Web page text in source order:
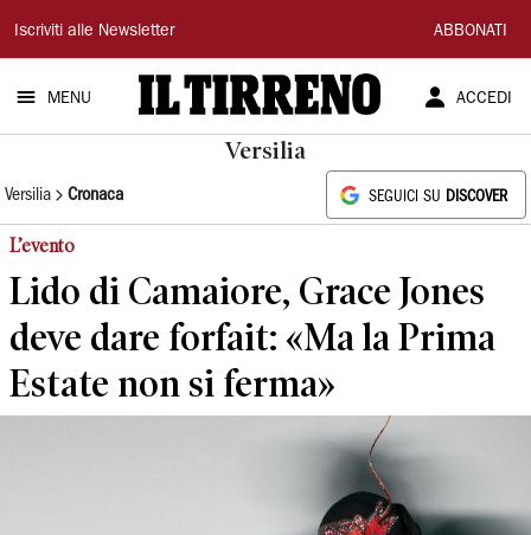
Il
Tirreno
Iscriviti alle Newsletter ABBONATI
MENU ACCEDI
Versilia
Versilia Cronaca SEGUICI SU DISCOVER
L’evento
Lido di Camaiore, Grace Jones
deve dare forfait: «Ma la Prima
Estate non si ferma»